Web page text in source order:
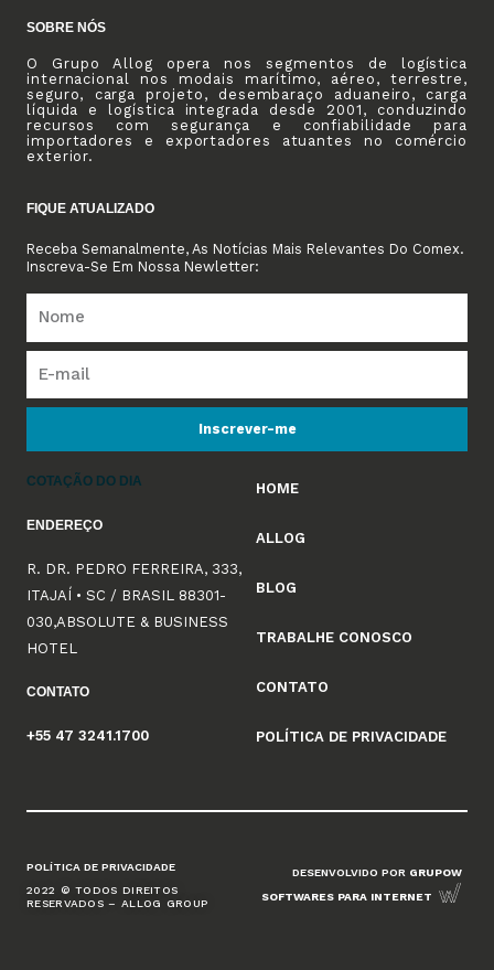
SOBRE NÓS
O Grupo Allog opera nos segmentos de logística
internacional nos modais marítimo, aéreo, terrestre,
seguro, carga projeto, desembaraço aduaneiro, carga
líquida e logística integrada desde 2001, conduzindo
recursos com segurança e confiabilidade para
importadores e exportadores atuantes no comércio
exterior.
FIQUE ATUALIZADO
Receba Semanalmente, As Notícias Mais Relevantes Do Comex.
Inscreva-Se Em Nossa Newletter:
Inscrever-me
COTAÇÃO DO DIA
ENDEREÇO
R. DR. PEDRO FERREIRA, 333,
ITAJAÍ • SC / BRASIL 88301-
030,ABSOLUTE & BUSINESS
HOTEL
CONTATO
+55 47 3241.1700
HOME
ALLOG
BLOG
TRABALHE CONOSCO
CONTATO
POLÍTICA DE PRIVACIDADE
POLÍTICA DE PRIVACIDADE
2022 © TODOS DIREITOS
RESERVADOS – ALLOG GROUP
DESENVOLVIDO POR GRUPOW
SOFTWARES PARA INTERNET